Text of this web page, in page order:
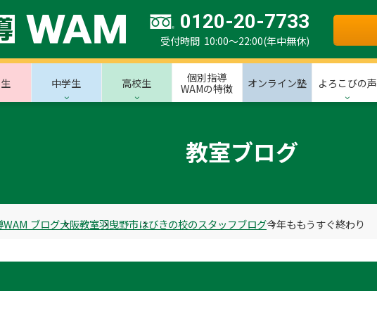
0120-20-7733
受付時間 10:00～22:00(年中無休)
中学生 高校生
個別指導
WAMの特徴
オンライン塾 よろこびの声
教室ブログ
WAM ブログ大阪教室羽曳野市はびきの校のスタッフブログ今年ももうすぐ終わり